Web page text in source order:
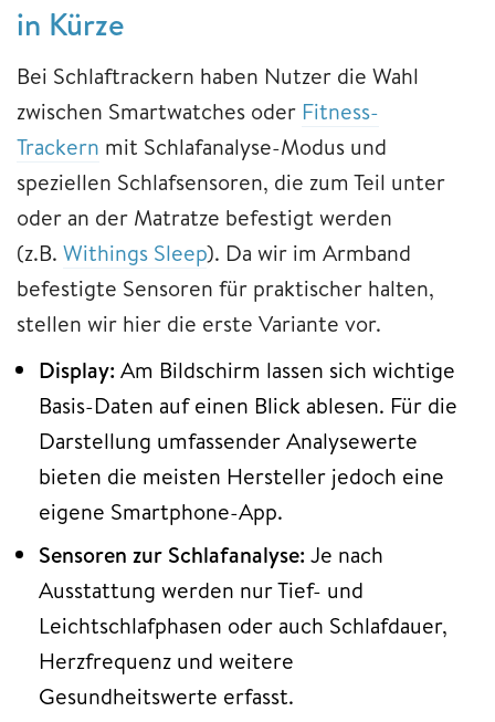
in Kürze
Bei Schlaftrackern haben Nutzer die Wahl
zwischen Smartwatches oder Fitness-
Trackern mit Schlafanalyse-Modus und
speziellen Schlafsensoren, die zum Teil unter
oder an der Matratze befestigt werden
(z.B. Withings Sleep). Da wir im Armband
befestigte Sensoren für praktischer halten,
stellen wir hier die erste Variante vor.
Display: Am Bildschirm lassen sich wichtige
Basis-Daten auf einen Blick ablesen. Für die
Darstellung umfassender Analysewerte
bieten die meisten Hersteller jedoch eine
eigene Smartphone-App.
Sensoren zur Schlafanalyse: Je nach
Ausstattung werden nur Tief- und
Leichtschlafphasen oder auch Schlafdauer,
Herzfrequenz und weitere
Gesundheitswerte erfasst.